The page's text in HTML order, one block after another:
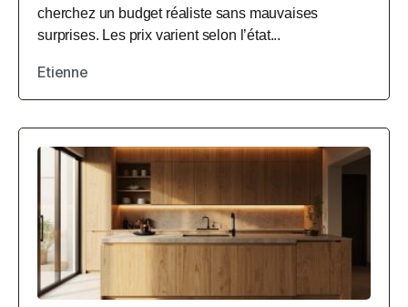
cherchez un budget réaliste sans mauvaises
surprises. Les prix varient selon l’état...
Etienne